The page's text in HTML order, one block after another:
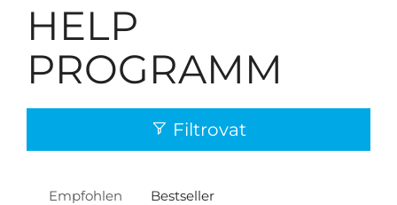
HELP
PROGRAMM
Filtrovat
Empfohlen Bestseller